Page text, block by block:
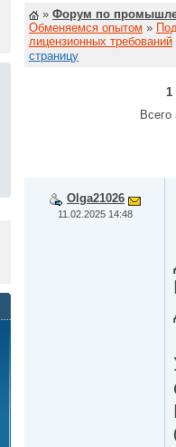
» Форум по
Обменяемся опытом »
лицензионных требований
страницу
1
Всего
Olga21026
11.02.2025 14:48